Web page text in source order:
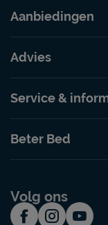
Aanbiedingen
Advies
Service &
Beter Bed
Volg ons